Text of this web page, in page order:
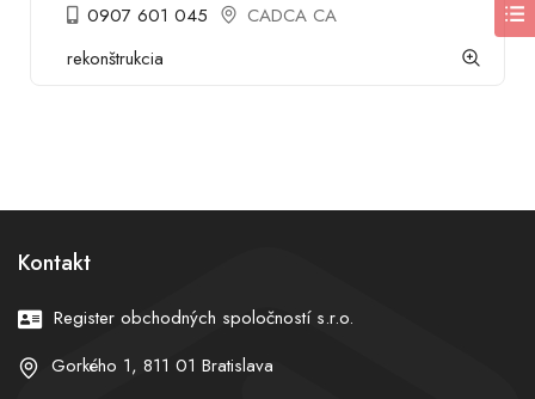
0907 601 045
CADCA CA
rekonštrukcia
Kontakt
Register obchodných spoločností s.r.o.
Gorkého 1, 811 01 Bratislava